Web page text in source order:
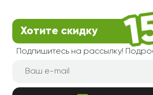
Хотите скидку
Подпишитесь на рассылку!